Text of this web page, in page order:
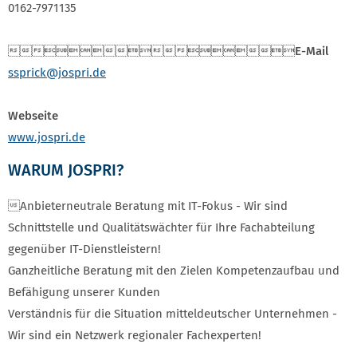
0162-7971135
E-Mail
ssprick@jospri.de
Webseite
www.jospri.de
WARUM JOSPRI?
Anbieterneutrale Beratung mit IT-Fokus - Wir sind
Schnittstelle und Qualitätswächter für Ihre Fachabteilung
gegenüber IT-Dienstleistern!
Ganzheitliche Beratung mit den Zielen Kompetenzaufbau und
Befähigung unserer Kunden
Verständnis für die Situation mitteldeutscher Unternehmen -
Wir sind ein Netzwerk regionaler Fachexperten!